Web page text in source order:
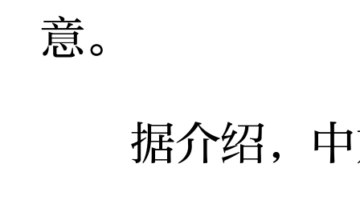
意。
据介绍，中